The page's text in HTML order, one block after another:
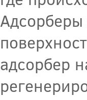
адсорбер